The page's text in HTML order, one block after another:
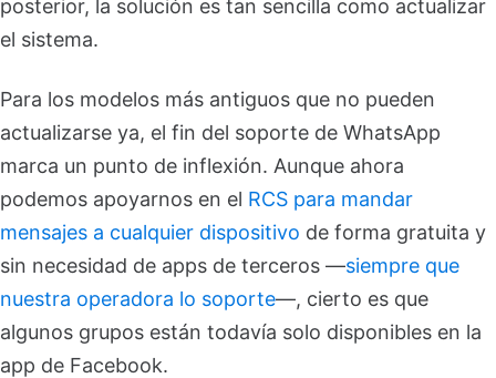
posterior, la solución es tan sencilla como actualizar
el sistema.
Para los modelos más antiguos que no pueden
actualizarse ya, el fin del soporte de WhatsApp
marca un punto de inflexión. Aunque ahora
podemos apoyarnos en el RCS para mandar
mensajes a cualquier dispositivo de forma gratuita y
sin necesidad de apps de terceros —siempre que
nuestra operadora lo soporte—, cierto es que
algunos grupos están todavía solo disponibles en la
app de Facebook.